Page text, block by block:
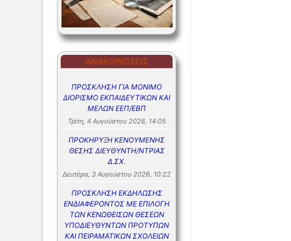
ΑΝΑΚΟΙΝΏΣΕΙΣ
ΠΡΟΣΚΛΗΣΗ ΓΙΑ ΜΟΝΙΜΟ
ΔΙΟΡΙΣΜΟ ΕΚΠΑΙΔΕΥΤΙΚΩΝ ΚΑΙ
ΜΕΛΩΝ ΕΕΠ/ΕΒΠ
Τρίτη, 4 Αυγούστου 2026, 14:05
ΠΡΟΚΗΡΥΞΗ ΚΕΝΟΥΜΕΝΗΣ
ΘΕΣΗΣ ΔΙΕΥΘΥΝΤΗ/ΝΤΡΙΑΣ
Δ.ΣΧ.
Δευτέρα, 3 Αυγούστου 2026, 10:22
ΠΡΟΣΚΛΗΣΗ ΕΚΔΗΛΩΣΗΣ
ΕΝΔΙΑΦΕΡΟΝΤΟΣ ΜΕ ΕΠΙΛΟΓΗ
ΤΩΝ ΚΕΝΩΘΕΙΣΩΝ ΘΕΣΕΩΝ
ΥΠΟΔΙΕΥΘΥΝΤΩΝ ΠΡΟΤΥΠΩΝ
ΚΑΙ ΠΕΙΡΑΜΑΤΙΚΩΝ ΣΧΟΛΕΙΩΝ